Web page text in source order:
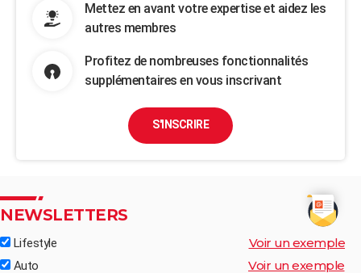
Mettez en avant votre expertise et aidez les
autres membres
Profitez de nombreuses fonctionnalités
supplémentaires en vous inscrivant
S'INSCRIRE
NEWSLETTERS
Lifestyle Voir un exemple
Auto Voir un exemple